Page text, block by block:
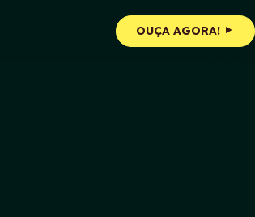
OUÇA AGORA!